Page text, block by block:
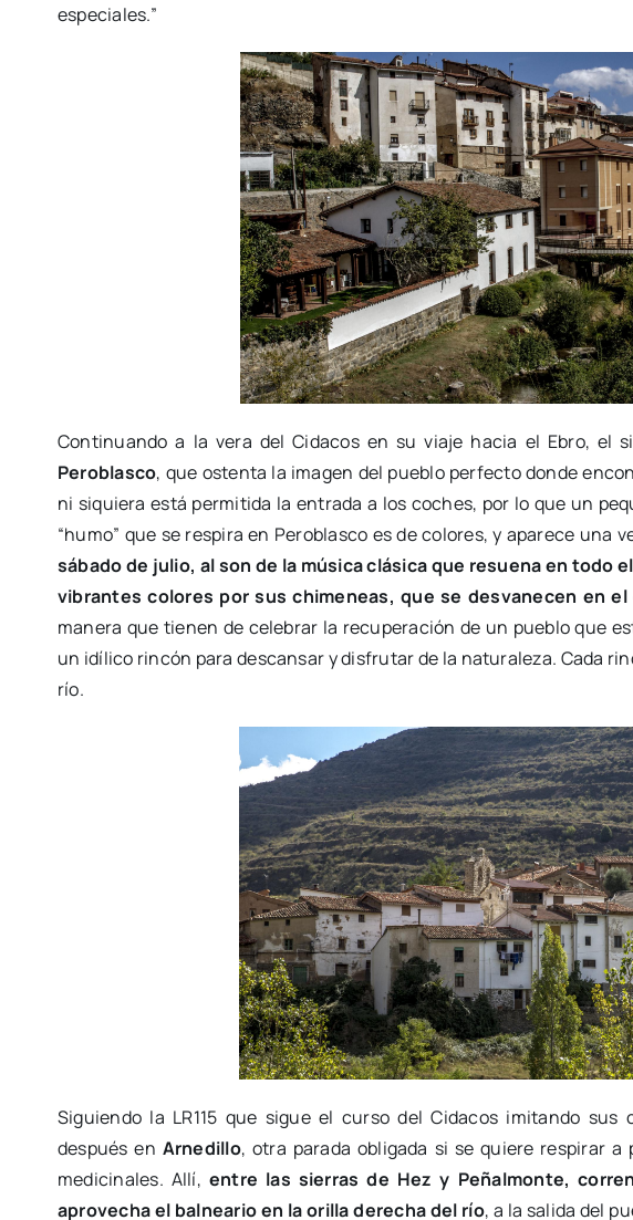
especiales.”
Continuando a la vera del Cidacos en su viaje hacia el Ebro, el
Peroblasco, que ostenta la imagen del pueblo perfecto donde
ni siquiera está permitida la entrada a los coches, por lo que un
“humo” que se respira en Peroblasco es de colores, y aparece una
sábado de julio, al son de la música clásica que resuena en todo
vibrantes colores por sus chimeneas, que se desvanecen en el
manera que tienen de celebrar la recuperación de un pueblo que
un idílico rincón para descansar y disfrutar de la naturaleza. Cada
río.
Siguiendo la LR115 que sigue el curso del Cidacos imitando
después en Arnedillo, otra parada obligada si se quiere respirar
medicinales. Allí, entre las sierras de Hez y Peñalmonte,
aprovecha el balneario en la orilla derecha del río, a la salida del